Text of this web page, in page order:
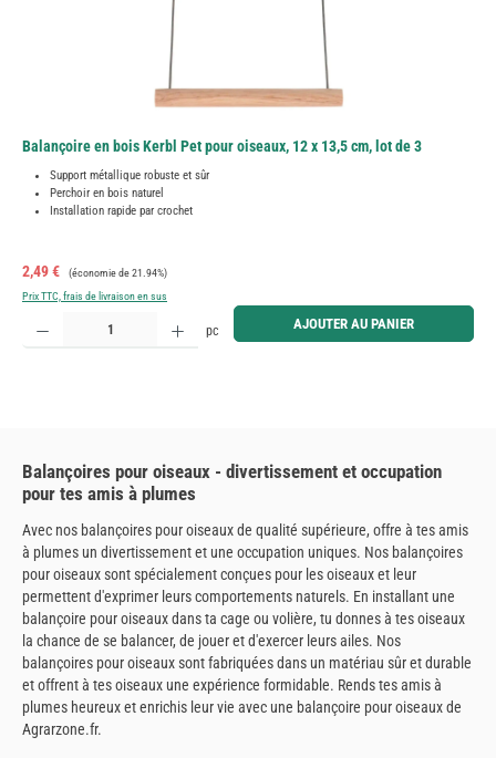
Balançoire en bois Kerbl Pet pour oiseaux, 12 x 13,5 cm, lot de 3
Support métallique robuste et sûr
Perchoir en bois naturel
Installation rapide par crochet
Prix de vente :
2,49 € Prix régulier :
(économie de 21.94%)
Prix TTC, frais de livraison en sus
Quantité de produit : Entrez la quantité souhaitée ou utilisez les boutons pour augmenter ou
pc AJOUTER AU PANIER
Balançoires pour oiseaux - divertissement et occupation
pour tes amis à plumes
Avec nos balançoires pour oiseaux de qualité supérieure, offre à tes amis
à plumes un divertissement et une occupation uniques. Nos balançoires
pour oiseaux sont spécialement conçues pour les oiseaux et leur
permettent d'exprimer leurs comportements naturels. En installant une
balançoire pour oiseaux dans ta cage ou volière, tu donnes à tes oiseaux
la chance de se balancer, de jouer et d'exercer leurs ailes. Nos
balançoires pour oiseaux sont fabriquées dans un matériau sûr et durable
et offrent à tes oiseaux une expérience formidable. Rends tes amis à
plumes heureux et enrichis leur vie avec une balançoire pour oiseaux de
Agrarzone.fr.